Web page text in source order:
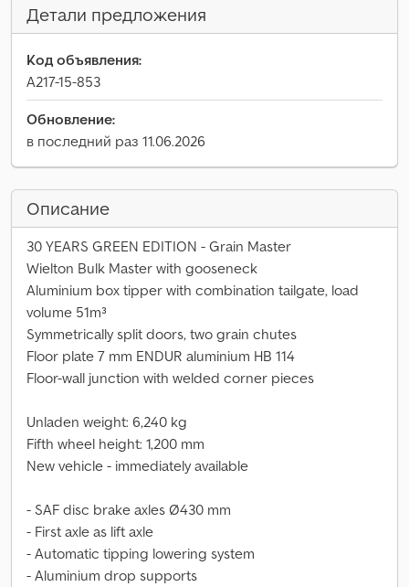
Детали предложения
Код объявления:
A217-15-853
Обновление:
в последний раз 11.06.2026
Описание
30 YEARS GREEN EDITION - Grain Master
Wielton Bulk Master with gooseneck
Aluminium box tipper with combination tailgate, load
volume 51m³
Symmetrically split doors, two grain chutes
Floor plate 7 mm ENDUR aluminium HB 114
Floor-wall junction with welded corner pieces
Unladen weight: 6,240 kg
Fifth wheel height: 1,200 mm
New vehicle - immediately available
- SAF disc brake axles Ø430 mm
- First axle as lift axle
- Automatic tipping lowering system
- Aluminium drop supports